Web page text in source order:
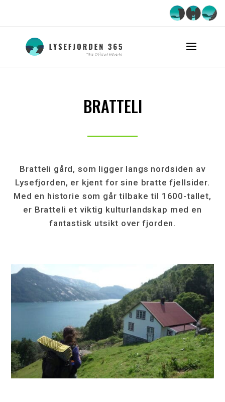
BRATTELI
Bratteli gård, som ligger langs nordsiden av
Lysefjorden, er kjent for sine bratte fjellsider.
Med en historie som går tilbake til 1600-tallet,
er Bratteli et viktig kulturlandskap med en
fantastisk utsikt over fjorden.